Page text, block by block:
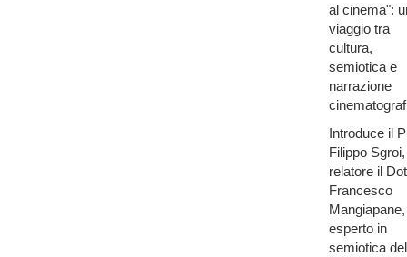
al cinema":
viaggio tra
cultura,
semiotica e
narrazione
Introduce il
Filippo Sgroi,
relatore il
Francesco
Mangiapane,
esperto in
semiotica del